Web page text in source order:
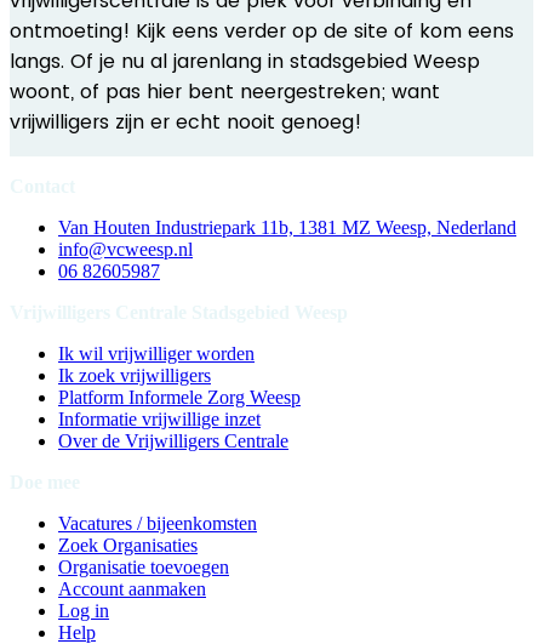
ontmoeting! Kijk eens verder op de site of kom eens
langs. Of je nu al jarenlang in stadsgebied Weesp
woont, of pas hier bent neergestreken; want
vrijwilligers zijn er echt nooit genoeg!
Van Houten Industriepark 11b, 1381 MZ Weesp, Nederland
info@vcweesp.nl
06 82605987
Ik wil vrijwilliger worden
Ik zoek vrijwilligers
Platform Informele Zorg Weesp
Informatie vrijwillige inzet
Over de Vrijwilligers Centrale
Vacatures / bijeenkomsten
Zoek Organisaties
Organisatie toevoegen
Account aanmaken
Log in
Help